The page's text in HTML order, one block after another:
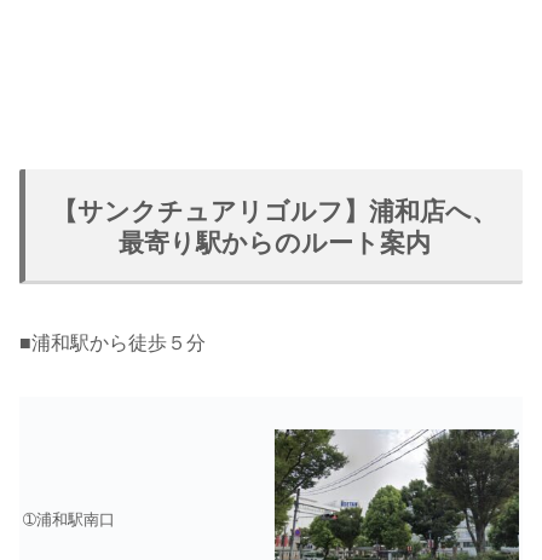
【サンクチュアリゴルフ】浦和店へ、
最寄り駅からのルート案内
■浦和駅から徒歩５分
➀浦和駅南口